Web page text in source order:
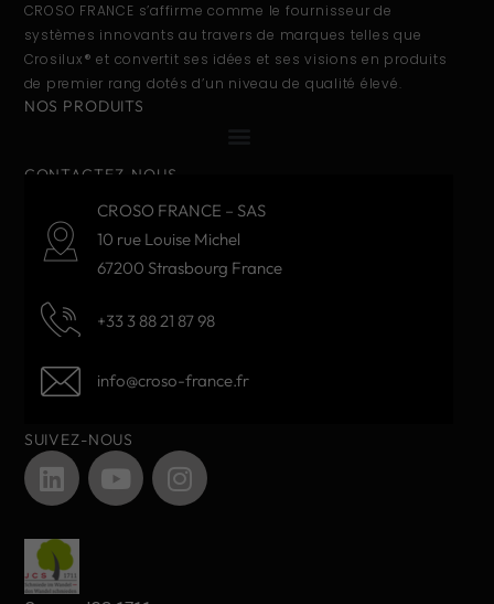
CROSO FRANCE s’affirme comme le fournisseur de
systèmes innovants au travers de marques telles que
Crosilux® et convertit ses idées et ses visions en produits
de premier rang dotés d’un niveau de qualité élevé.
NOS PRODUITS
CONTACTEZ-NOUS
CROSO FRANCE – SAS
10 rue Louise Michel
67200 Strasbourg France
+33 3 88 21 87 98
info@croso-france.fr
SUIVEZ-NOUS